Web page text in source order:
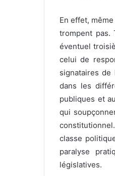
En effet,
trompent pas.
éventuel
celui de
signataires
dans les
publiques et
qui
classe
paralyse
législatives.